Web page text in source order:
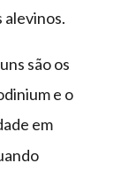
alevinos.
são os
e o
em